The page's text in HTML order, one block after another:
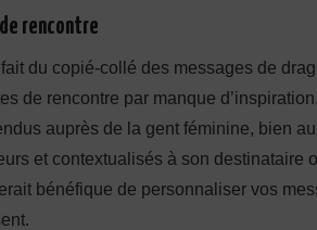
rencontre
du copié-collé des messages de
de rencontre par manque
auprès de la gent féminine, bien au
et contextualisés à son destinataire
bénéfique de personnaliser vos